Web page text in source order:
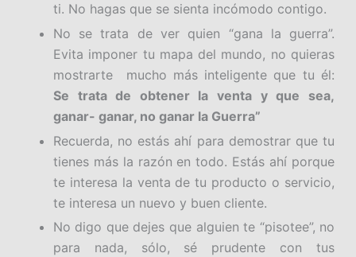
ti. No hagas que se sienta incómodo contigo.
No se trata de ver quien “gana la guerra”.
Evita imponer tu mapa del mundo, no quieras
mostrarte mucho más inteligente que tu él:
Se trata de obtener la venta y que sea,
ganar- ganar, no ganar la Guerra”
Recuerda, no estás ahí para demostrar que tu
tienes más la razón en todo. Estás ahí porque
te interesa la venta de tu producto o servicio,
te interesa un nuevo y buen cliente.
No digo que dejes que alguien te “pisotee”, no
para nada, sólo, sé prudente con tus